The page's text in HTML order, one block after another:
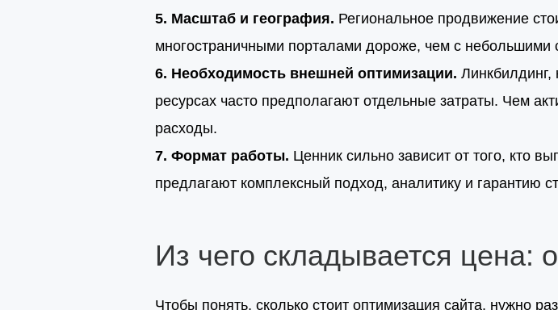
5. Масштаб и география. Региональное продвижение
многостраничными порталами дороже, чем с небольшими
6. Необходимость внешней оптимизации. Линкбилдинг,
ресурсах часто предполагают отдельные затраты. Чем
расходы.
7. Формат работы. Ценник сильно зависит от того, кто
предлагают комплексный подход, аналитику и гарантию
Из чего складывается цена:
Чтобы понять, сколько стоит оптимизация сайта, нужно